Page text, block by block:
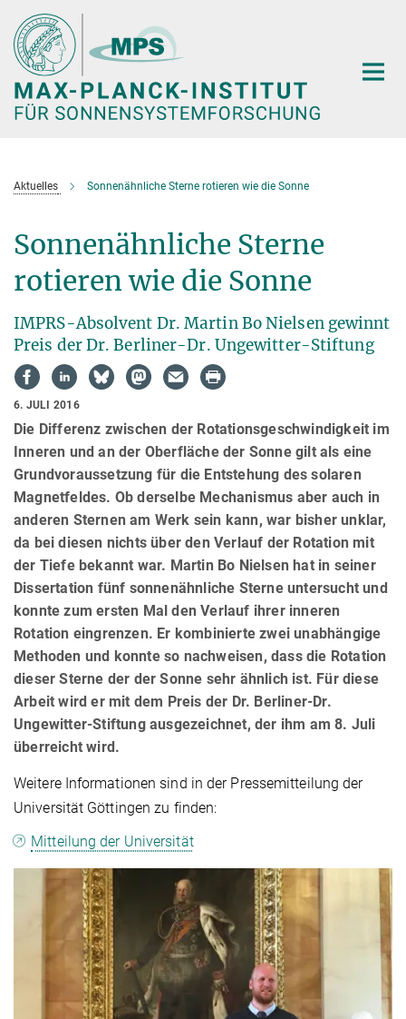
Hauptinhalt
Aktuelles Sonnenähnliche Sterne rotieren wie die Sonne
Sonnenähnliche Sterne
rotieren wie die Sonne
IMPRS-Absolvent Dr. Martin Bo Nielsen gewinnt
Preis der Dr. Berliner-Dr. Ungewitter-Stiftung
6. JULI 2016
Die Differenz zwischen der Rotationsgeschwindigkeit im
Inneren und an der Oberfläche der Sonne gilt als eine
Grundvoraussetzung für die Entstehung des solaren
Magnetfeldes. Ob derselbe Mechanismus aber auch in
anderen Sternen am Werk sein kann, war bisher unklar,
da bei diesen nichts über den Verlauf der Rotation mit
der Tiefe bekannt war. Martin Bo Nielsen hat in seiner
Dissertation fünf sonnenähnliche Sterne untersucht und
konnte zum ersten Mal den Verlauf ihrer inneren
Rotation eingrenzen. Er kombinierte zwei unabhängige
Methoden und konnte so nachweisen, dass die Rotation
dieser Sterne der der Sonne sehr ähnlich ist. Für diese
Arbeit wird er mit dem Preis der Dr. Berliner-Dr.
Ungewitter-Stiftung ausgezeichnet, der ihm am 8. Juli
überreicht wird.
Weitere Informationen sind in der Pressemitteilung der
Universität Göttingen zu finden:
Mitteilung der Universität